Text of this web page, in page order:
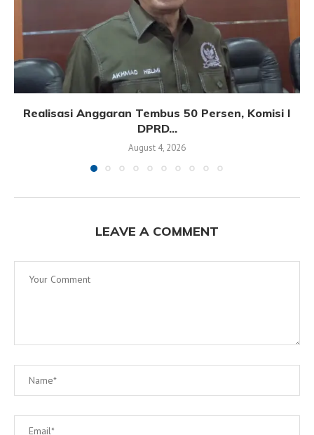
Realisasi Anggaran Tembus 50 Persen, Komisi I
DPRD...
August 4, 2026
LEAVE A COMMENT